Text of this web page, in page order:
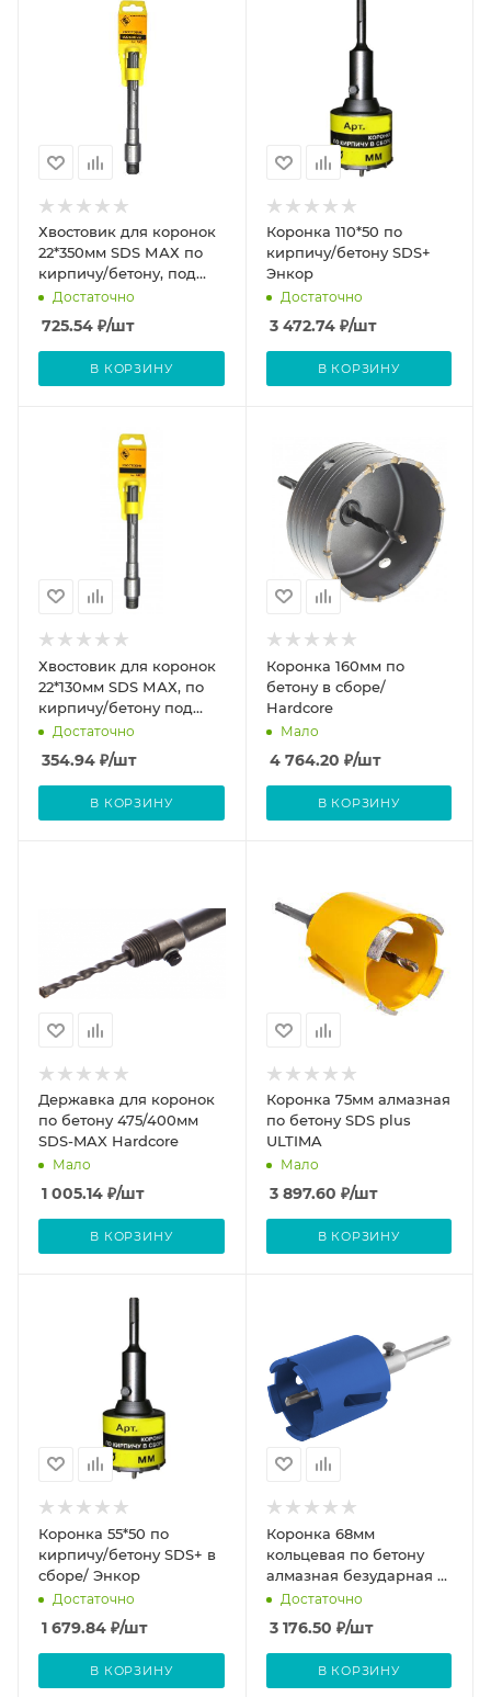
Хвостовик для коронок
22*350мм SDS МАХ по
кирпичу/бетону, под
перфоратор/Энкор
Достаточно
725.54 ₽/шт
В КОРЗИНУ
Коронка 110*50 по
кирпичу/бетону SDS+
Энкор
Достаточно
3 472.74₽/шт
В КОРЗИНУ
Хвостовик для коронок
22*130мм SDS МАХ, по
кирпичу/бетону под
перфоратор Энкор
Достаточно
354.94 ₽/шт
В КОРЗИНУ
Коронка 160мм по
бетону в сборе/
Hardcore
Мало
4 764.20 ₽/шт
В КОРЗИНУ
Державка для коронок
по бетону 475/400мм
SDS-MAX Hardcore
Мало
1 005.14 ₽/шт
В КОРЗИНУ
Коронка 75мм алмазная
по бетону SDS plus
ULTIMA
Мало
3 897.60 ₽/шт
В КОРЗИНУ
Коронка 55*50 по
кирпичу/бетону SDS+ в
сборе/ Энкор
Достаточно
1 679.84 ₽/шт
В КОРЗИНУ
Коронка 68мм
кольцевая по бетону
алмазная безударная в
сборе, SDS-PLUS, 5
зубьев, 68 мм
Достаточно
3 176.50 ₽/шт
В КОРЗИНУ